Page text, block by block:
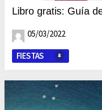
Libro gratis: Guía
05/03/2022
FIESTAS